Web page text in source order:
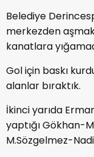
Belediye
merkezden
kanatlara
Gol için baskı
alanlar bıraktık.
İkinci yarıda
yaptığı Gökhan-
M.Sözgelmez-